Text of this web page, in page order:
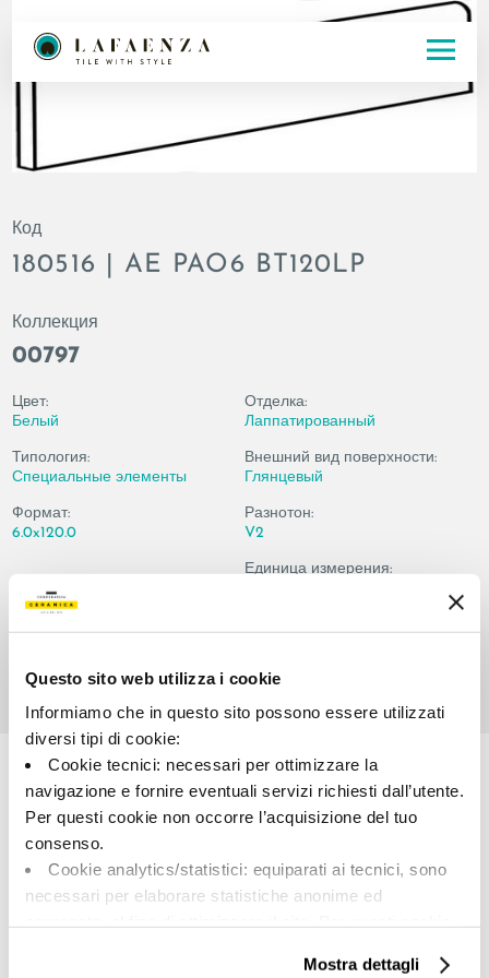
Questo sito web utilizza i cookie
Informiamo che in questo sito possono essere utilizzati
diversi tipi di cookie:
Cookie tecnici: necessari per ottimizzare la
navigazione e fornire eventuali servizi richiesti dall’utente.
Per questi cookie non occorre l’acquisizione del tuo
consenso.
Cookie analytics/statistici: equiparati ai tecnici, sono
necessari per elaborare statistiche anonime ed
Cookie di profilazione/marketing: sono utilizzati, solo
Mostra dettagli
Код
180516 | AE PAO6 BT120LP
Коллекция
00797
Цвет:
Белый
Типология:
Специальные элементы
Формат:
6.0x120.0
Отделка:
Лаппатированный
Внешний вид поверхности:
Глянцевый
Разнотон:
V2
Единица измерения:
Share:
A brand of Cooperativa Ceramica d’Imola